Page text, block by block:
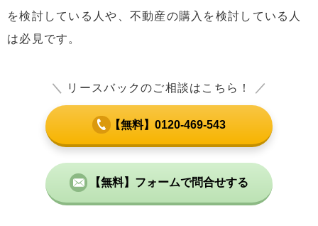
を検討している人や、不動産の購入を検討している人
は必見です。
＼ リースバックのご相談はこちら！ ／
【無料】0120-469-543
【無料】フォームで問合せする